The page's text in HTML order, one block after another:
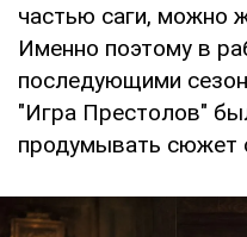
частью саги, можно
Именно поэтому в
последующими
"Игра Престолов"
продумывать сюжет